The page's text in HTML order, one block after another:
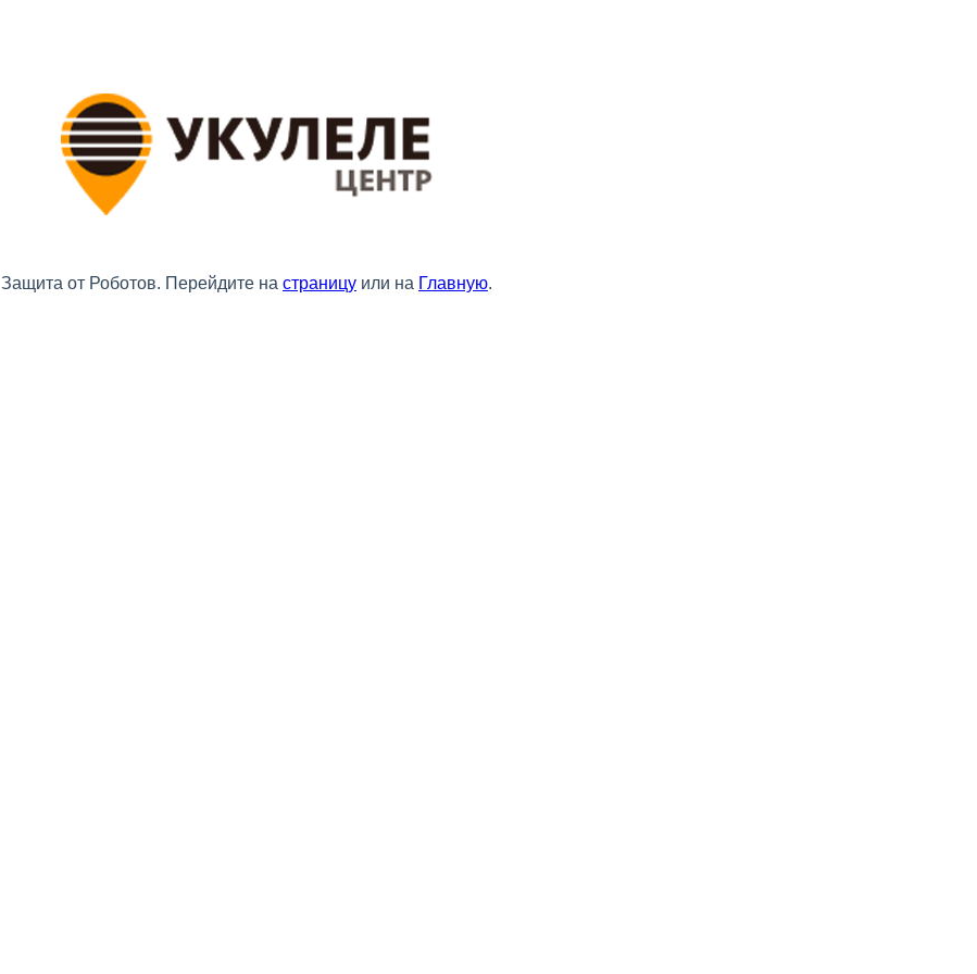
Защита от Роботов. Перейдите на страницу или на Главную.